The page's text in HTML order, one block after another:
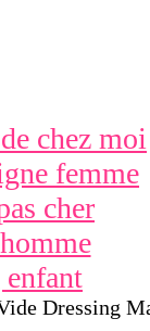
chez moi
femme
cher
Dressing